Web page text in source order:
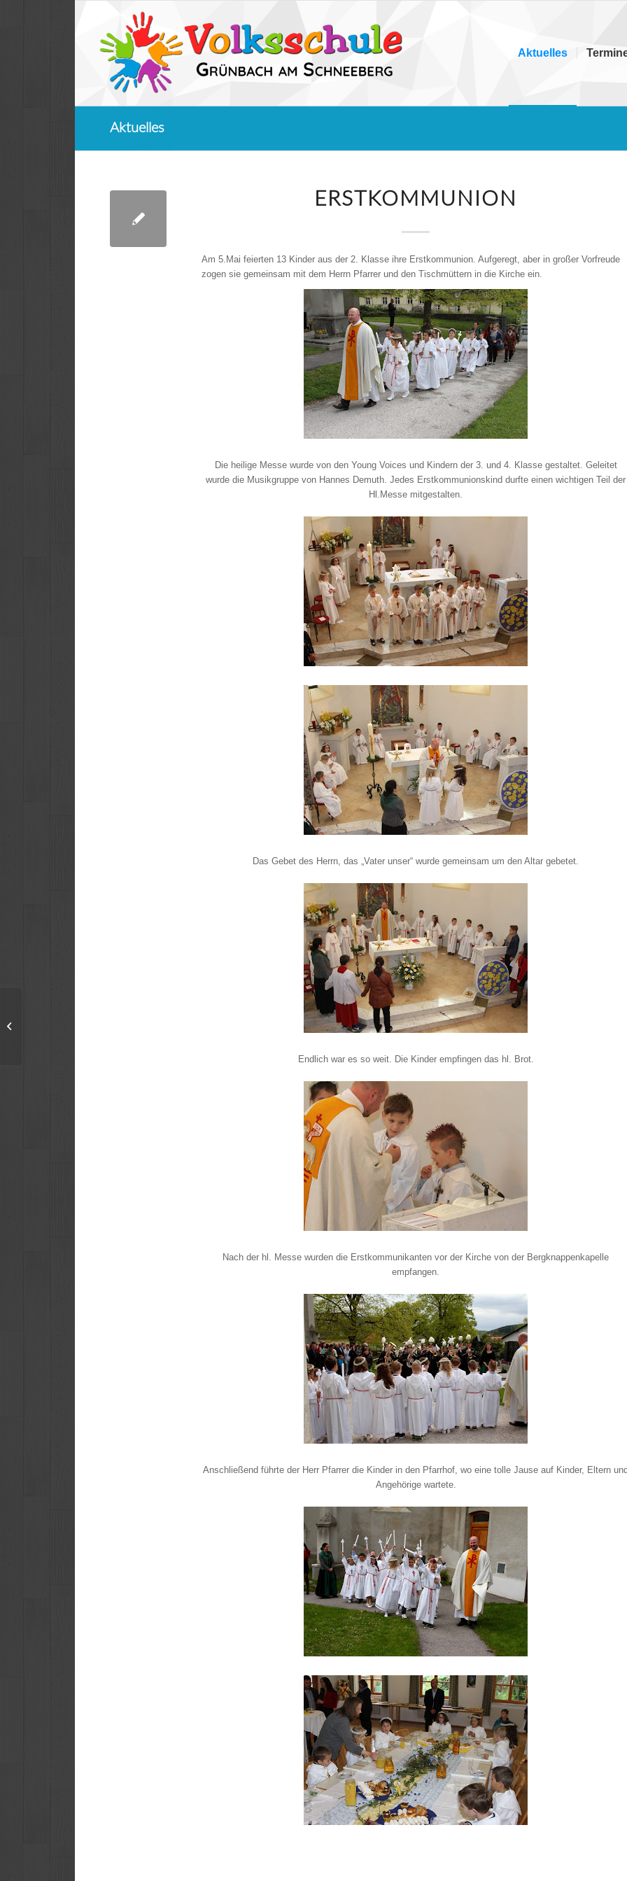
Aktuelles
Aktuelles
ERSTKOMMUNION
Am 5.Mai feierten 13 Kinder aus der 2. Klasse ihre Erstkommunion. Aufgeregt, aber in großer Vorfreude
zogen sie gemeinsam mit dem Herrn Pfarrer und den Tischmüttern in die Kirche ein.
Die heilige Messe wurde von den Young Voices und Kindern der 3. und 4. Klasse gestaltet. Geleitet
wurde die Musikgruppe von Hannes Demuth. Jedes Erstkommunionskind durfte einen wichtigen Teil der
Hl.Messe mitgestalten.
Das Gebet des Herrn, das „Vater unser“ wurde gemeinsam um den Altar gebetet.
Endlich war es so weit. Die Kinder empfingen das hl. Brot.
Nach der hl. Messe wurden die Erstkommunikanten vor der Kirche von der Bergknappenkapelle
empfangen.
Anschließend führte der Herr Pfarrer die Kinder in den Pfarrhof, wo eine tolle Jause auf Kinder, Eltern und
Angehörige wartete.